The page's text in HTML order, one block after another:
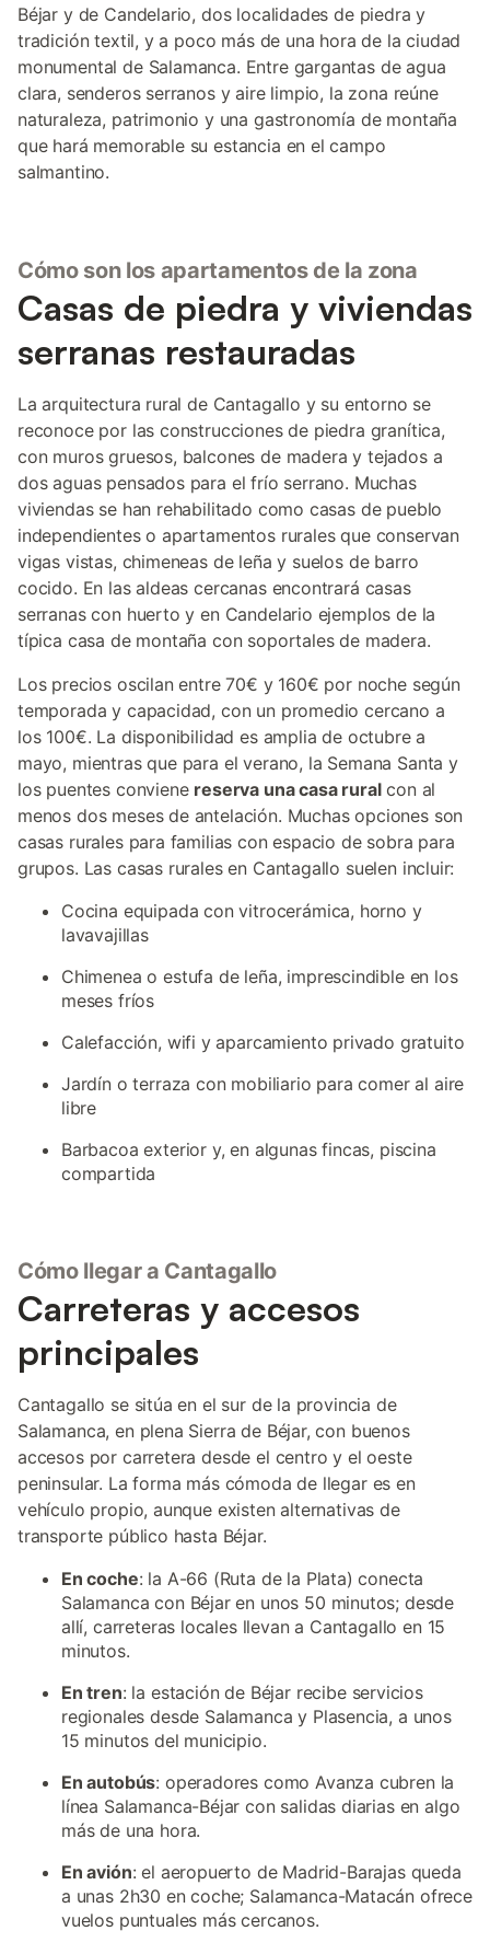
Béjar y de Candelario, dos localidades de piedra y
tradición textil, y a poco más de una hora de la ciudad
monumental de Salamanca. Entre gargantas de agua
clara, senderos serranos y aire limpio, la zona reúne
naturaleza, patrimonio y una gastronomía de montaña
que hará memorable su estancia en el campo
salmantino.
Cómo son los apartamentos de la zona
Casas de piedra y viviendas
serranas restauradas
La arquitectura rural de Cantagallo y su entorno se
reconoce por las construcciones de piedra granítica,
con muros gruesos, balcones de madera y tejados a
dos aguas pensados para el frío serrano. Muchas
viviendas se han rehabilitado como casas de pueblo
independientes o apartamentos rurales que conservan
vigas vistas, chimeneas de leña y suelos de barro
cocido. En las aldeas cercanas encontrará casas
serranas con huerto y en Candelario ejemplos de la
típica casa de montaña con soportales de madera.
Los precios oscilan entre 70€ y 160€ por noche según
temporada y capacidad, con un promedio cercano a
los 100€. La disponibilidad es amplia de octubre a
mayo, mientras que para el verano, la Semana Santa y
los puentes conviene reserva una casa ruralcon al
menos dos meses de antelación. Muchas opciones son
casas rurales para familias con espacio de sobra para
grupos. Las casas rurales en Cantagallo suelen incluir:
Cocina equipada con vitrocerámica, horno y
lavavajillas
Chimenea o estufa de leña, imprescindible en los
meses fríos
Calefacción, wifi y aparcamiento privado gratuito
Jardín o terraza con mobiliario para comer al aire
libre
Barbacoa exterior y, en algunas fincas, piscina
compartida
Cómo llegar a Cantagallo
Carreteras y accesos
principales
Cantagallo se sitúa en el sur de la provincia de
Salamanca, en plena Sierra de Béjar, con buenos
accesos por carretera desde el centro y el oeste
peninsular. La forma más cómoda de llegar es en
vehículo propio, aunque existen alternativas de
transporte público hasta Béjar.
En coche: la A-66 (Ruta de la Plata) conecta
Salamanca con Béjar en unos 50 minutos; desde
allí, carreteras locales llevan a Cantagallo en 15
minutos.
En tren: la estación de Béjar recibe servicios
regionales desde Salamanca y Plasencia, a unos
15 minutos del municipio.
En autobús: operadores como Avanza cubren la
línea Salamanca-Béjar con salidas diarias en algo
más de una hora.
En avión: el aeropuerto de Madrid-Barajas queda
a unas 2h30 en coche; Salamanca-Matacán ofrece
vuelos puntuales más cercanos.